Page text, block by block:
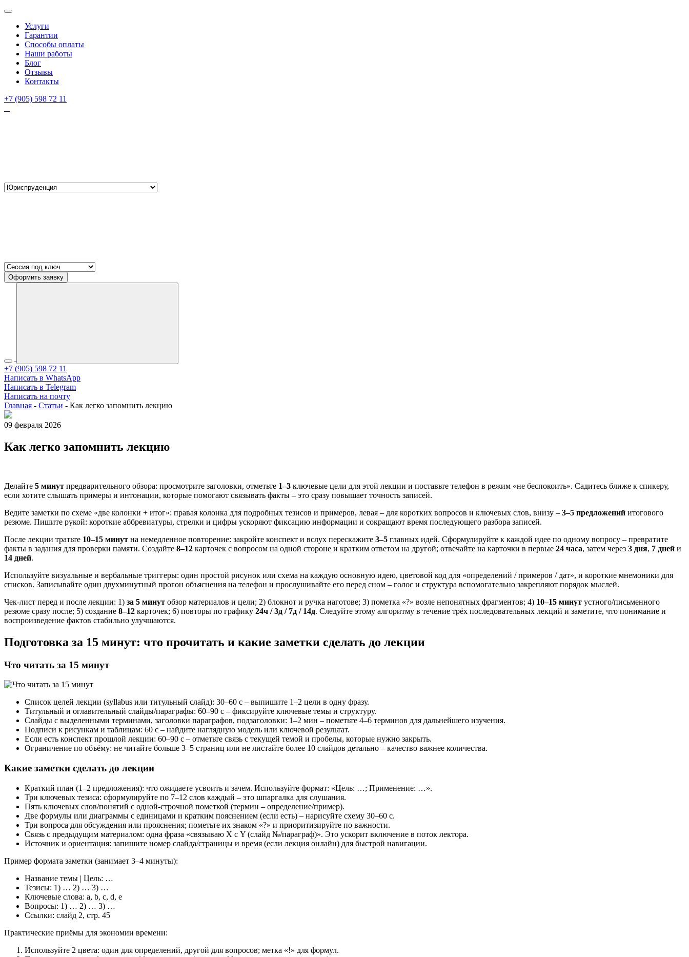
Услуги
Гарантии
Способы оплаты
Наши работы
Блог
Отзывы
Контакты
+7 (905) 598 72 11
Оформить заявку
+7 (905) 598 72 11
Написать в WhatsApp
Написать в Telegram
Написать на почту
Главная - Статьи - Как легко запомнить лекцию
09 февраля 2026
Как легко запомнить лекцию
Делайте 5 минут предварительного обзора: просмотрите заголовки, отметьте 1–3 ключевые цели для этой лекции и поставьте телефон в режим «не беспокоить». Садитесь ближе к спикеру,
если хотите слышать примеры и интонации, которые помогают связывать факты – это сразу повышает точность записей.
Ведите заметки по схеме «две колонки + итог»: правая колонка для подробных тезисов и примеров, левая – для коротких вопросов и ключевых слов, внизу – 3–5 предложений итогового
резюме. Пишите рукой: короткие аббревиатуры, стрелки и цифры ускоряют фиксацию информации и сокращают время последующего разбора записей.
После лекции тратьте 10–15 минут на немедленное повторение: закройте конспект и вслух перескажите 3–5 главных идей. Сформулируйте к каждой идее по одному вопросу – превратите
факты в задания для проверки памяти. Создайте 8–12 карточек с вопросом на одной стороне и кратким ответом на другой; отвечайте на карточки в первые 24 часа, затем через 3 дня, 7 дней и
14 дней.
Используйте визуальные и вербальные триггеры: один простой рисунок или схема на каждую основную идею, цветовой код для «определений / примеров / дат», и короткие мнемоники для
списков. Записывайте один двухминутный прогон объяснения на телефон и прослушивайте его перед сном – голос и структура вспомогательно закрепляют порядок мыслей.
Чек-лист перед и после лекции: 1) за 5 минут обзор материалов и цели; 2) блокнот и ручка наготове; 3) пометка «?» возле непонятных фрагментов; 4) 10–15 минут устного/письменного
резюме сразу после; 5) создание 8–12 карточек; 6) повторы по графику 24ч / 3д / 7д / 14д. Следуйте этому алгоритму в течение трёх последовательных лекций и заметите, что понимание и
воспроизведение фактов стабильно улучшаются.
Подготовка за 15 минут: что прочитать и какие заметки сделать до лекции
Что читать за 15 минут
Список целей лекции (syllabus или титульный слайд): 30–60 с – выпишите 1–2 цели в одну фразу.
Титульный и оглавительный слайды/параграфы: 60–90 с – фиксируйте ключевые темы и структуру.
Слайды с выделенными терминами, заголовки параграфов, подзаголовки: 1–2 мин – пометьте 4–6 терминов для дальнейшего изучения.
Подписи к рисункам и таблицам: 60 с – найдите наглядную модель или ключевой результат.
Если есть конспект прошлой лекции: 60–90 с – отметьте связь с текущей темой и пробелы, которые нужно закрыть.
Ограничение по объёму: не читайте больше 3–5 страниц или не листайте более 10 слайдов детально – качество важнее количества.
Какие заметки сделать до лекции
Краткий план (1–2 предложения): что ожидаете усвоить и зачем. Используйте формат: «Цель: …; Применение: …».
Три ключевых тезиса: сформулируйте по 7–12 слов каждый – это шпаргалка для слушания.
Пять ключевых слов/понятий с одной-строчной пометкой (термин – определение/пример).
Две формулы или диаграммы с единицами и кратким пояснением (если есть) – нарисуйте схему 30–60 с.
Три вопроса для обсуждения или прояснения; пометьте их знаком «?» и приоритизируйте по важности.
Связь с предыдущим материалом: одна фраза «связываю X с Y (слайд №/параграф)». Это ускорит включение в поток лектора.
Источник и ориентация: запишите номер слайда/страницы и время (если лекция онлайн) для быстрой навигации.
Пример формата заметки (занимает 3–4 минуты):
Название темы | Цель: …
Тезисы: 1) … 2) … 3) …
Ключевые слова: a, b, c, d, e
Вопросы: 1) … 2) … 3) …
Ссылки: слайд 2, стр. 45
Практические приёмы для экономии времени:
Используйте 2 цвета: один для определений, другой для вопросов; метка «!» для формул.